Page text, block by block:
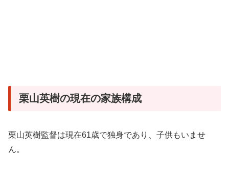
栗山英樹の現在の家族構成
栗山英樹監督は現在61歳で独身であり、子供もいませ
ん。